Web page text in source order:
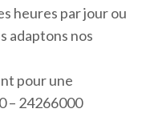
heures par jour ou
adaptons nos
pour une
– 24266000